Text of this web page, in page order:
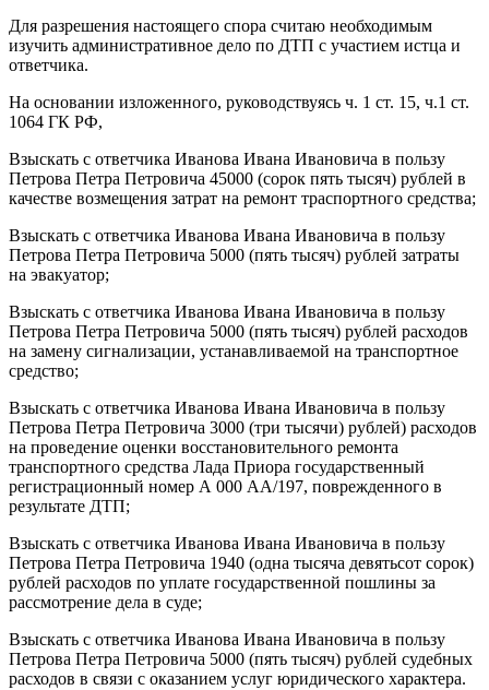
Для разрешения настоящего спора считаю необходимым
изучить административное дело по ДТП с участием истца и
ответчика.
На основании изложенного, руководствуясь ч. 1 ст. 15, ч.1 ст.
1064 ГК РФ,
Взыскать с ответчика Иванова Ивана Ивановича в пользу
Петрова Петра Петровича 45000 (сорок пять тысяч) рублей в
качестве возмещения затрат на ремонт траспортного средства;
Взыскать с ответчика Иванова Ивана Ивановича в пользу
Петрова Петра Петровича 5000 (пять тысяч) рублей затраты
на эвакуатор;
Взыскать с ответчика Иванова Ивана Ивановича в пользу
Петрова Петра Петровича 5000 (пять тысяч) рублей расходов
на замену сигнализации, устанавливаемой на транспортное
средство;
Взыскать с ответчика Иванова Ивана Ивановича в пользу
Петрова Петра Петровича 3000 (три тысячи) рублей) расходов
на проведение оценки восстановительного ремонта
транспортного средства Лада Приора государственный
регистрационный номер А 000 АА/197, поврежденного в
результате ДТП;
Взыскать с ответчика Иванова Ивана Ивановича в пользу
Петрова Петра Петровича 1940 (одна тысяча девятьсот сорок)
рублей расходов по уплате государственной пошлины за
рассмотрение дела в суде;
Взыскать с ответчика Иванова Ивана Ивановича в пользу
Петрова Петра Петровича 5000 (пять тысяч) рублей судебных
расходов в связи с оказанием услуг юридического характера.